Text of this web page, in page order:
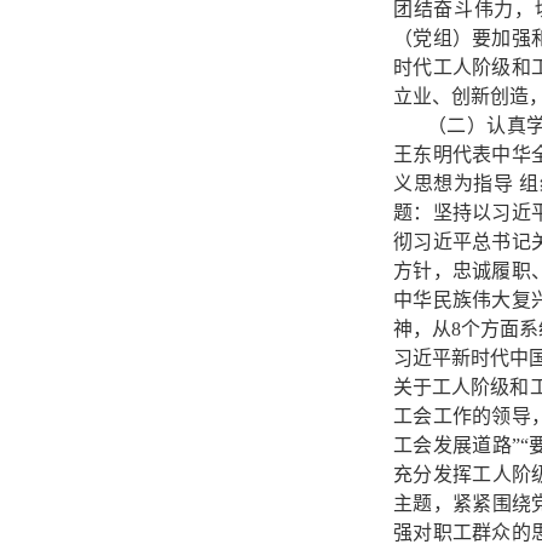
团结奋斗伟力
（党组）要加
时代工人阶级和
立业、创新创造
（二）认真
王东明代表中华
义思想为指导
题：坚持以习近
彻习近平总书记
方针，忠诚履职
中华民族伟大复
神，从8个方面
习近平新时代中
关于工人阶级和
工会工作的领导
工会发展道路”“
充分发挥工人阶
主题，紧紧围绕
强对职工群众的